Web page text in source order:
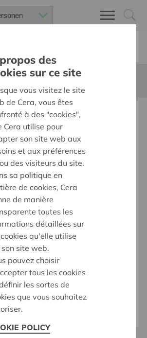
et respectueuse, sans
10/2024
des
sur ce site
vous visitez le site
de Cera, vous êtes
à des "cookies",
Cera utilise pour
son site web aux
et aux préférences
des visiteurs du site.
sa politique en
de cookies, Cera
de manière
toutes les
détaillées sur
qu'elle utilise
son site web.
pouvez choisir
tous les cookies
les sortes de
que vous souhaitez
POLICY